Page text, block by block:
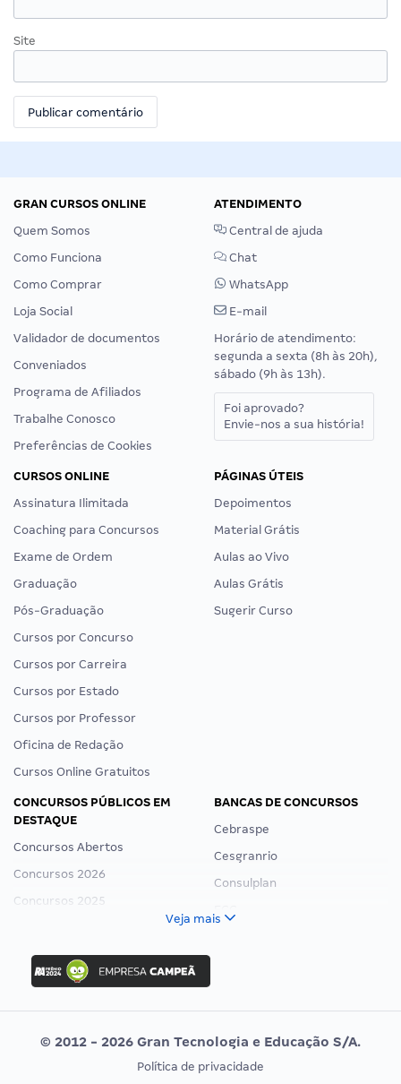
Site
GRAN CURSOS ONLINE
Quem Somos
Como Funciona
Como Comprar
Loja Social
Validador de documentos
Conveniados
Programa de Afiliados
Trabalhe Conosco
Preferências de Cookies
ATENDIMENTO
Central de ajuda
Chat
WhatsApp
E-mail
Horário de atendimento:
segunda a sexta (8h às 20h),
sábado (9h às 13h).
Foi aprovado?
Envie-nos a sua história!
CURSOS ONLINE
Assinatura Ilimitada
Coaching para Concursos
Exame de Ordem
Graduação
Pós-Graduação
Cursos por Concurso
Cursos por Carreira
Cursos por Estado
Cursos por Professor
Oficina de Redação
Cursos Online Gratuitos
PÁGINAS ÚTEIS
Depoimentos
Material Grátis
Aulas ao Vivo
Aulas Grátis
Sugerir Curso
CONCURSOS PÚBLICOS EM
DESTAQUE
Concursos Abertos
Concursos 2026
Concursos 2025
Concurso Nacional Unificado
Concurso Ibama
Concurso MPU
Editais publicados
BANCAS DE CONCURSOS
Cebraspe
Cesgranrio
Consulplan
Vunesp
CONCURSOS POR PROFISSÃO EXAME DE ORDEM
Veja mais
© 2012 - 2026 Gran Tecnologia e Educação S/A.
Política de privacidade